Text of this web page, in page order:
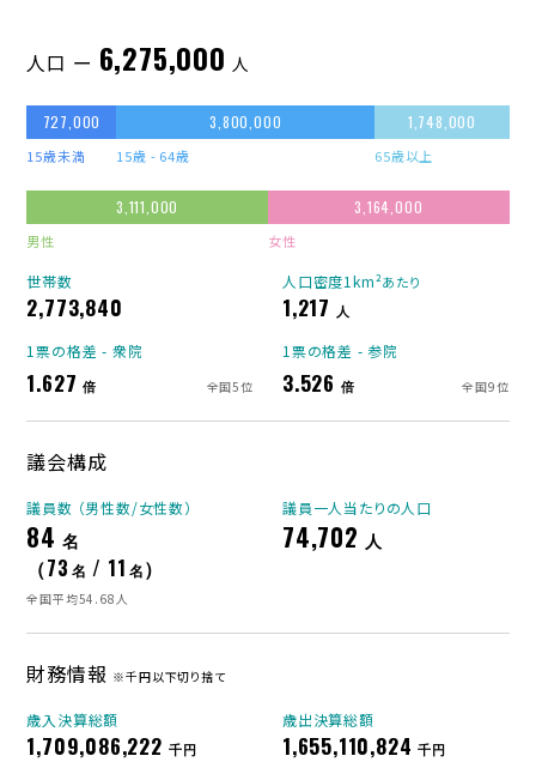
人口 ー 6,275,000 人
727,000
15歳未満
3,800,000
15歳 - 64歳
1,748,000
65歳以上
3,111,000
男性
3,164,000
女性
世帯数
2,773,840
人口密度1km²あたり
1,217 人
1票の格差 - 衆院
1.627 倍 全国5位
1票の格差 - 参院
3.526 倍 全国9位
議会構成
議員数 （男性数/女性数）
84 名
（73 名 / 11 名）
全国平均54.68人
議員一人当たりの人口
74,702 人
財務情報 ※千円以下切り捨て
歳入決算総額
1,709,086,222 千円
歳出決算総額
1,655,110,824 千円